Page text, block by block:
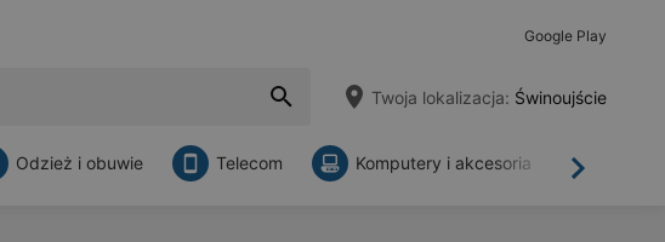
Google Play
Twoja lokalizacja: Świnoujście
Dalej
Odzież i obuwie Telecom Komputery i akcesoria